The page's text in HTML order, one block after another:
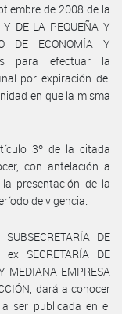
de 2008 de la
Y DE LA PEQUEÑA Y
DE ECONOMÍA Y
para efectuar la
por expiración del
en que la misma
3º de la citada
con antelación a
presentación de la
de vigencia.
DE
SECRETARÍA DE
MEDIANA EMPRESA
dará a conocer
ser publicada en el